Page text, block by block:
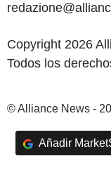
Copyright 2026
Todos los
© Alliance News -
Añadir